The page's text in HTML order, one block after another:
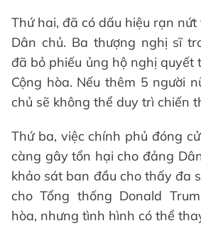
Thứ hai, đã có dấu hiệu rạn
Dân chủ. Ba thượng nghị sĩ
đã bỏ phiếu ủng hộ nghị quyết
Cộng hòa. Nếu thêm 5 người
chủ sẽ không thể duy trì chiến
Thứ ba, việc chính phủ đóng
càng gây tổn hại cho đảng
khảo sát ban đầu cho thấy đa
cho Tổng thống Donald
hòa, nhưng tình hình có thể